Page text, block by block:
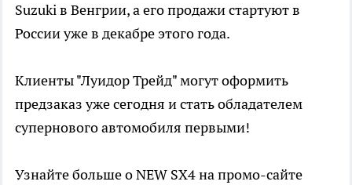
Suzuki в Венгрии, а его продажи стартуют в
России уже в декабре этого года.
Клиенты "Луидор Трейд" могут оформить
предзаказ уже сегодня и стать обладателем
супернового автомобиля первыми!
Узнайте больше о NEW SX4 на промо-сайте